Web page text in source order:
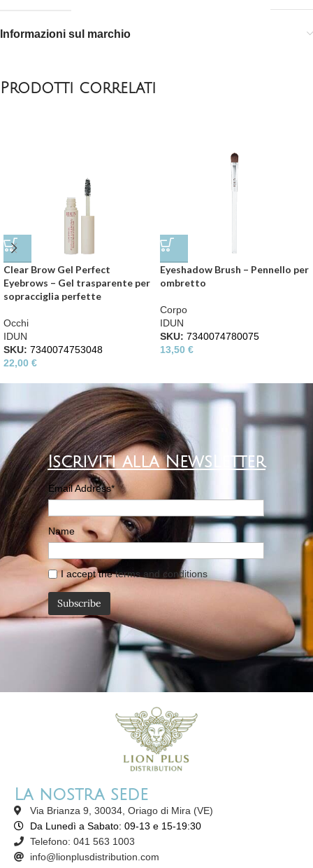
Informazioni sul marchio
Prodotti correlati
Clear Brow Gel Perfect
Eyebrows – Gel trasparente per
sopracciglia perfette
Occhi
IDUN
SKU: 7340074753048
22,00 €
Eyeshadow Brush – Pennello per
ombretto
Corpo
IDUN
SKU: 7340074780075
13,50 €
Iscriviti alla NewsLetter
Email Address*
Name
I accept theterms and conditions
La nostra sede
Via Brianza 9, 30034, Oriago di Mira (VE)
Da Lunedì a Sabato: 09-13 e 15-19:30
Telefono: 041 563 1003
info@lionplusdistribution.com